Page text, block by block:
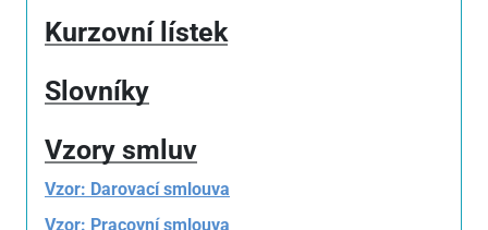
Kurzovní lístek
Slovníky
Vzory smluv
Vzor: Darovací smlouva
Vzor: Pracovní smlouva